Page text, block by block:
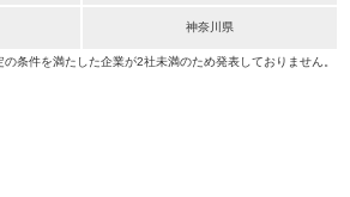
神奈川県
条件を満たした企業が2社未満のため発表しておりません。